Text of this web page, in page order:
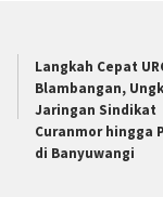
Langkah Cepat
Blambangan,
Jaringan Sindikat
Curanmor hingga
di Banyuwangi